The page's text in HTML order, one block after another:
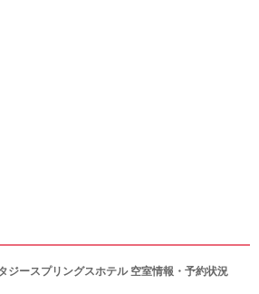
ジースプリングスホテル 空室情報・予約状況